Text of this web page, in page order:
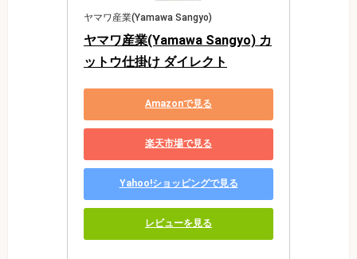
ヤマワ産業(Yamawa Sangyo)
ヤマワ産業(Yamawa Sangyo) カ
ットウ仕掛け ダイレクト
Amazonで見る
楽天市場で見る
Yahoo!ショッピングで見る
レビューを見る